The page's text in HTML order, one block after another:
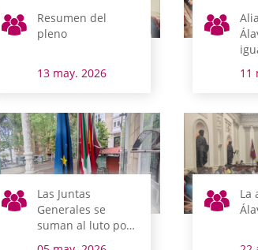
Resumen del
pleno
13 may. 2026
11
Las Juntas
Generales se
suman al luto por
La